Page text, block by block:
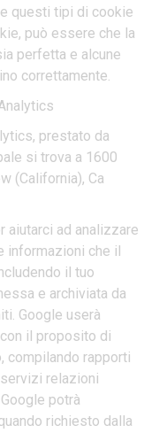
questi tipi di cookie
può essere che la
perfetta e alcune
correttamente.
prestato da
si trova a 1600
(California), Ca
aiutarci ad analizzare
informazioni che il
il tuo
e archiviata da
Google userà
il proposito di
compilando rapporti
relazioni
potrà
richiesto dalla